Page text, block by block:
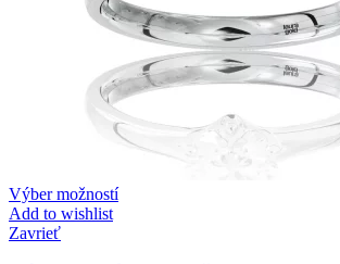
Výber možností
Add to wishlist
Zavrieť